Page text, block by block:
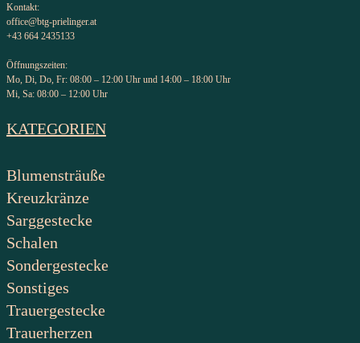
Kontakt:
office@btg-prielinger.at
+43 664 2435133
Öffnungszeiten:
Mo, Di, Do, Fr: 08:00 – 12:00 Uhr und 14:00 – 18:00 Uhr
Mi, Sa: 08:00 – 12:00 Uhr
KATEGORIEN
Blumensträuße
Kreuzkränze
Sarggestecke
Schalen
Sondergestecke
Sonstiges
Trauergestecke
Trauerherzen